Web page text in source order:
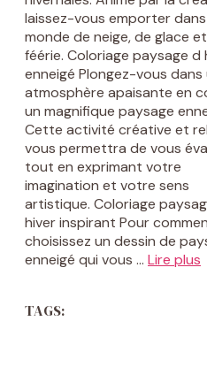
laissez-vous emporter
monde de neige, de glace
féérie. Coloriage paysage d
enneigé Plongez-vous dans
atmosphère apaisante en
un magnifique paysage
Cette activité créative et
vous permettra de vous
tout en exprimant votre
imagination et votre sens
artistique. Coloriage
hiver inspirant Pour
choisissez un dessin de
enneigé qui vous … Lire plus
TAGS: